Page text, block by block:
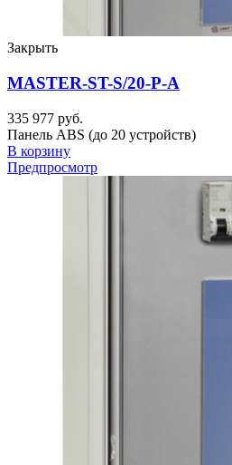
Закрыть
MASTER-ST-S/20-P-A
335 977 руб.
Панель ABS (до 20 устройств)
В корзину
Предпросмотр